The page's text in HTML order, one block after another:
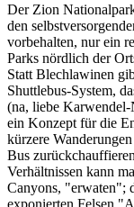
Der Zion
den
vorbehalten, nur ein
Parks nördlich der
Statt Blechlawinen
Shuttlebus-System,
(na, liebe
ein Konzept für die
kürzere
Bus
Verhältnissen kann
Canyons, "erwaten";
exponierten Felsen